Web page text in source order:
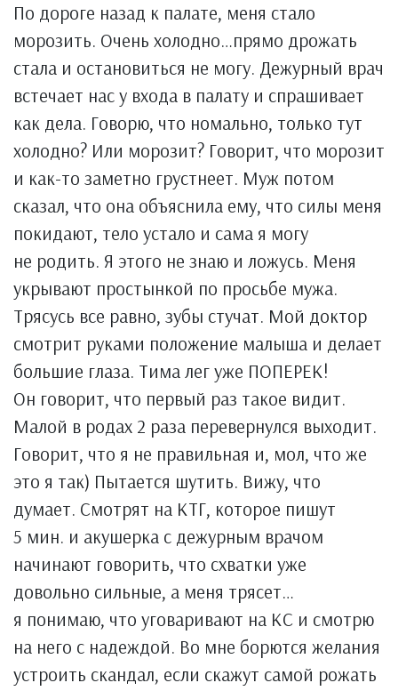
По дороге назад к палате, меня стало
морозить. Очень холодно…прямо дрожать
стала и остановиться не могу. Дежурный врач
встечает нас у входа в палату и спрашивает
как дела. Говорю, что номально, только тут
холодно? Или морозит? Говорит, что морозит
и как-то заметно грустнеет. Муж потом
сказал, что она объяснила ему, что силы меня
покидают, тело устало и сама я могу
не родить. Я этого не знаю и ложусь. Меня
укрывают простынкой по просьбе мужа.
Трясусь все равно, зубы стучат. Мой доктор
смотрит руками положение малыша и делает
большие глаза. Тима лег уже ПОПЕРЕК!
Он говорит, что первый раз такое видит.
Малой в родах 2 раза перевернулся выходит.
Говорит, что я не правильная и, мол, что же
это я так) Пытается шутить. Вижу, что
думает. Смотрят на КТГ, которое пишут
5 мин. и акушерка с дежурным врачом
начинают говорить, что схватки уже
довольно сильные, а меня трясет…
я понимаю, что уговаривают на КС и смотрю
на него с надеждой. Во мне борются желания
устроить скандал, если скажут самой рожать